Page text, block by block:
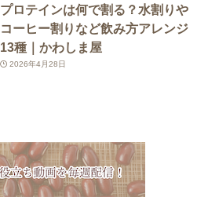
プロテインは何で割る？水割りや
コーヒー割りなど飲み方アレンジ
13種｜かわしま屋
2026年4月28日